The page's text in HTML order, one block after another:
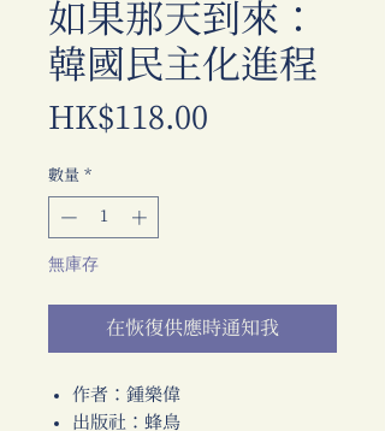
如果那天到來：
韓國民主化進程
HK$118.00
數量 *
無庫存
在恢復供應時通知我
作者：鍾樂偉
出版社：蜂鳥